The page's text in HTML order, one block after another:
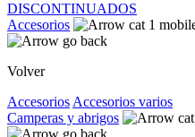
DISCONTINUADOS
Accesorios
Volver
Accesorios Accesorios varios
Camperas y abrigos